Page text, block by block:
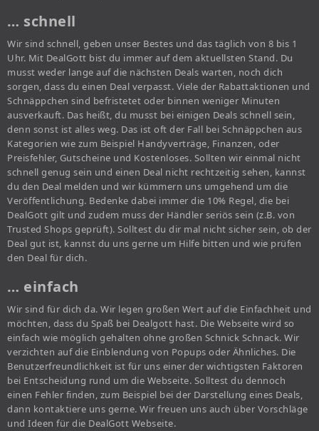
… schnell
Wir sind schnell, geben unser Bestes und das täglich von 8 bis 1
Uhr. Mit DealGott bist du immer auf dem aktuellsten Stand. Du
musst weder lange auf die nächsten Deals warten, noch dich
sorgen, dass du einen Deal verpasst. Viele der Rabattaktionen und
Schnäppchen sind befristetet oder binnen weniger Minuten
ausverkauft. Das heißt, du musst bei einigen Deals schnell sein,
denn sonst ist alles weg. Das ist oft der Fall bei Schnäppchen aus
Kategorien wie zum Beispiel Handyverträge, Finanzen, oder
Preisfehler, Gutscheine und Kostenloses. Sollten wir einmal nicht
schnell genug sein und einen Deal nicht rechtzeitig sehen, kannst
du den Deal melden und wir kümmern uns umgehend um die
Veröffentlichung. Bedenke dabei immer die 10% Regel, die bei
DealGott gilt und zudem muss der Händler seriös sein (z.B. von
Trusted Shops geprüft). Solltest du dir mal nicht sicher sein, ob der
Deal gut ist, kannst du uns gerne um Hilfe bitten und wie prüfen
den Deal für dich.
… einfach
Wir sind für dich da. Wir legen großen Wert auf die Einfachheit und
möchten, dass du Spaß bei Dealgott hast. Die Webseite wird so
einfach wie möglich gehalten ohne großen Schnick Schnack. Wir
verzichten auf die Einblendung von Popups oder Ähnliches. Die
Benutzerfreundlichkeit ist für uns einer der wichtigsten Faktoren
bei Entscheidung rund um die Webseite. Solltest du dennoch
einen Fehler finden, zum Beispiel bei der Darstellung eines Deals,
dann kontaktiere uns gerne. Wir freuen uns auch über Vorschläge
und Ideen für die DealGott Webseite.